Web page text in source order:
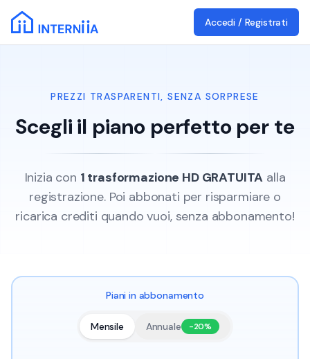
Accedi / Registrati
PREZZI TRASPARENTI, SENZA SORPRESE
Scegli il piano perfetto per te
Inizia con 1 trasformazione HD GRATUITA alla
registrazione. Poi abbonati per risparmiare o
ricarica crediti quando vuoi, senza abbonamento!
Piani in abbonamento
Mensile Annuale -20%